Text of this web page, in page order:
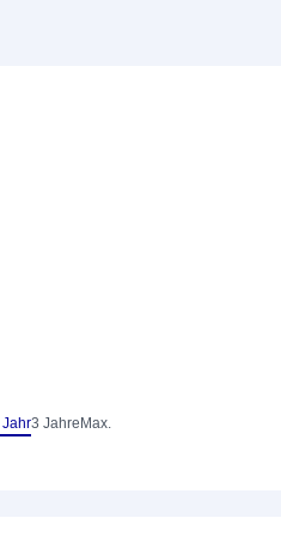
Jahr3 Jahre Max.